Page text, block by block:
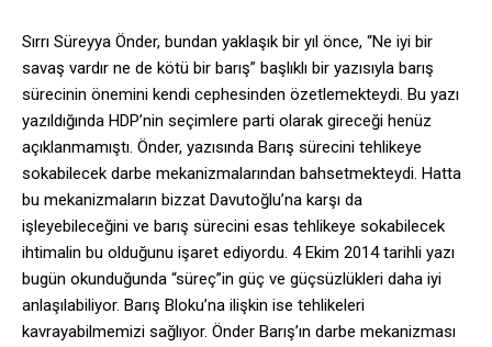
Sırrı Süreyya Önder, bundan yaklaşık bir yıl önce, “Ne iyi bir
savaş vardır ne de kötü bir barış” başlıklı bir yazısıyla barış
sürecinin önemini kendi cephesinden özetlemekteydi. Bu yazı
yazıldığında HDP’nin seçimlere parti olarak gireceği henüz
açıklanmamıştı. Önder, yazısında Barış sürecini tehlikeye
sokabilecek darbe mekanizmalarından bahsetmekteydi. Hatta
bu mekanizmaların bizzat Davutoğlu’na karşı da
işleyebileceğini ve barış sürecini esas tehlikeye sokabilecek
ihtimalin bu olduğunu işaret ediyordu. 4 Ekim 2014 tarihli yazı
bugün okunduğunda “süreç”in güç ve güçsüzlükleri daha iyi
anlaşılabiliyor. Barış Bloku’na ilişkin ise tehlikeleri
kavrayabilmemizi sağlıyor. Önder Barış’ın darbe mekanizması